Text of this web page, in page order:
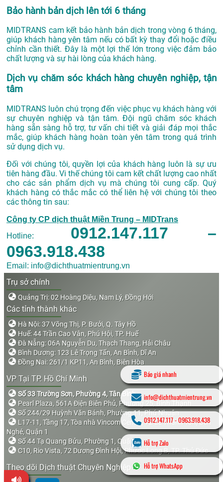
Bảo hành bản dịch lên tới 6 tháng
MIDTRANS cam kết bảo hành bản dịch trong vòng 6 tháng,
giúp khách hàng yên tâm nếu có bất kỳ thay đổi hoặc điều
chỉnh cần thiết. Đây là một lợi thế lớn trong việc đảm bảo
chất lượng và sự hài lòng của khách hàng.
Dịch vụ chăm sóc khách hàng chuyên nghiệp, tận
tâm
MIDTRANS luôn chú trọng đến việc phục vụ khách hàng với
sự chuyên nghiệp và tận tâm. Đội ngũ chăm sóc khách
hàng sẵn sàng hỗ trợ, tư vấn chi tiết và giải đáp mọi thắc
mắc, giúp khách hàng hoàn toàn yên tâm trong quá trình
sử dụng dịch vụ.
Đối với chúng tôi, quyền lợi của khách hàng luôn là sự ưu
tiên hàng đầu. Vi thế chúng tôi cam kết chất lượng cao nhất
cho các sản phẩm dịch vụ mà chúng tôi cung cấp. Quý
khách hàng có thắc mắc có thể liên hệ với chúng tôi theo
các thông tin sau:
Công ty CP dịch thuật Miền Trung – MIDTrans
Hotline: 0912.147.117 –
0963.918.438
Email: info@dichthuatmientrung.vn
Trụ sở chính
Quảng Trị: 02 Hoàng Diệu, Nam Lý, Đồng Hới
Các tỉnh thành khác
Hà Nội: 37 Võng Thị, P. Bưởi, Q. Tây Hồ
Huế: 44 Trần Cao Vân, Phú Hội, TP. Huế
Đà Nẵng: 06A Nguyễn Du, Thạch Thang, Hải Châu
Bình Dương: 123 Lê Trọng Tấn, An Bình, Dĩ An
Đồng Nai: 261/1 KP11, An Bình, Biên Hòa
VP Tại TP. Hồ Chí Minh
Số 33 Trường Sơn, Phường 4, Tân Bình
Pearl Plaza, 561A Điện Biên Phủ, Phường 25, Bình Thạnh
Số 244/29 Huỳnh Văn Bánh, Phường 11, Phú Nhuận
L17-11, Tầng 17, Tòa nhà Vincom Center, 72 Lê Thánh Tôn, Bến
Nghé, Quận 1
Số 44 Tạ Quang Bửu, Phường 1, Quận 8
C10, Rio Vista, 72 Dương Đình Hội, Phước Long B, TP. Thủ Đức
Theo dõi Dịch thuật Chuyên Nghiệp
Báo giá nhanh
info@dichthuatmientrung.vn
0912.147.117-0963.918.438
Hỗ trợ Zalo
Hỗ trợ WhatsApp